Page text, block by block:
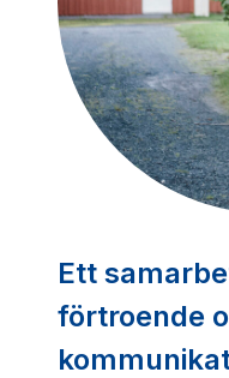
Ett
förtroende